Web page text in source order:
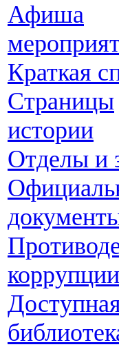
Афиша
Краткая
Страницы
истории
Отделы и
коррупции